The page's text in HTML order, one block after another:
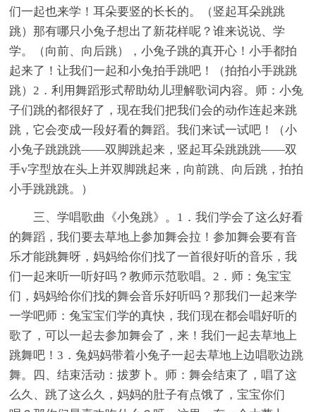
们一起也来学！耳朵要竖的长长的。（竖起耳朵跳跳
跳）那有哪只小兔子想出了新花样呢？谁来说说、学
学。（向前、向后跳），小兔子跳的真开心！小手都拍
起来了！让我们一起和小兔拍手跳吧！（拍拍小手跳跳
跳）2．利用舞蹈形式帮助幼儿理解歌词内容。师：小兔
子们跳的都很好了，现在我们把我们会的动作连起来跳
跳，它会变成一段好看的舞蹈。我们来试一试吧！（小
小兔子跳跳跳——双脚跳起来，竖起耳朵跳跳跳——双
手v字型放在头上并双脚跳起来，向前跳、向后跳，拍拍
小手跳跳跳。）
三、学唱歌曲《小兔跳》。1．我们学会了这么好看
的舞蹈，我们要去草地上参加舞会拉！参加舞会要有音
乐才能跳舞呀，妈妈给你们找了一首很好听的音乐，我
们一起来听一听好吗？教师示范歌唱。2．师：兔宝宝
们，妈妈给你们找的舞会音乐好听吗？那我们一起来学
一学吧师：兔宝宝们学的真快，我们现在都会唱好听的
歌了，可以一起去参加舞会了，来！我们一起去草地上
跳舞吧！3．兔妈妈带着小兔子一起去草地上边唱歌边跳
舞。四、结束活动：拔萝卜。师：舞会结束了，唱了这
么久、跳了这么久，妈妈的肚子有点饿了，宝宝你们